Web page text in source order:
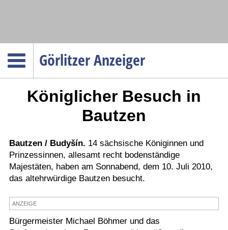
Görlitzer Anzeiger
Menüpunkte
Politik
Wirtschaft
Service
Verkehr
Kultur
Sport
Königlicher Besuch in
Bautzen
Bautzen / Budyšín. 14 sächsische Königinnen und
Prinzessinnen, allesamt recht bodenständige
Majestäten, haben am Sonnabend, dem 10. Juli 2010,
das altehrwürdige Bautzen besucht.
ANZEIGE
Bürgermeister Michael Böhmer und das